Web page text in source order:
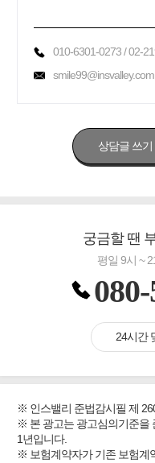
010-6301-0273 / 02-
smile99@insvalley.com
상담글 쓰기
궁금할 땐
평일 9시 ~
24시간
※ 인스밸리 준법감시필 제
※ 본 광고는 광고심의기준을
1년입니다.
※ 보험계약자가 기존 보험계